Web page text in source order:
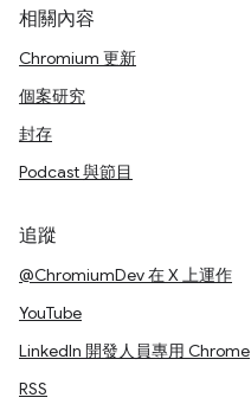
相關內容
Chromium 更新
個案研究
封存
Podcast 與節目
追蹤
@ChromiumDev 在 X 上運作
YouTube
LinkedIn 開發人員專用 Chrome
RSS